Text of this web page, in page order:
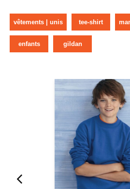
vêtements | unis tee-shirt
enfants gildan